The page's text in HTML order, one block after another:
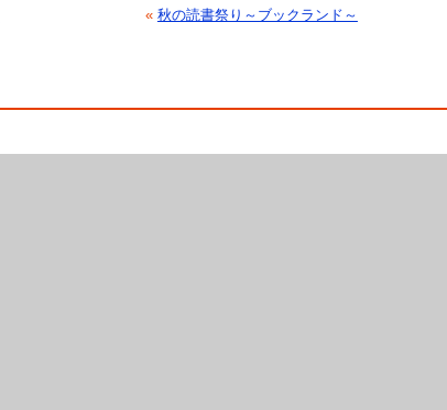
« 秋の読書祭り～ブックランド～